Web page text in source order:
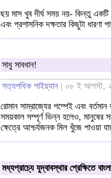
ছয় মাস খুব দীর্ঘ সময় নয়- কিন্তু একটি
এবং প্রশাসনিক দক্ষতার কিছুটা ধারণা
সাধু সাবধান!
সত্যপথিক শাইয়্যান | ০৮ ই আগস্ট,
রোমান সাম্রাজ্যের পম্পেই এবং
সময়কাল সম্পূর্ণ ভিন্ন হলেও, মানুষের
ক্ষেত্রে আশ্চর্যজনক মিল খুঁজে পাওয়া
মধ্যপ্রাচ্যে যুদ্বাবস্থার প্রেক্ষিতে